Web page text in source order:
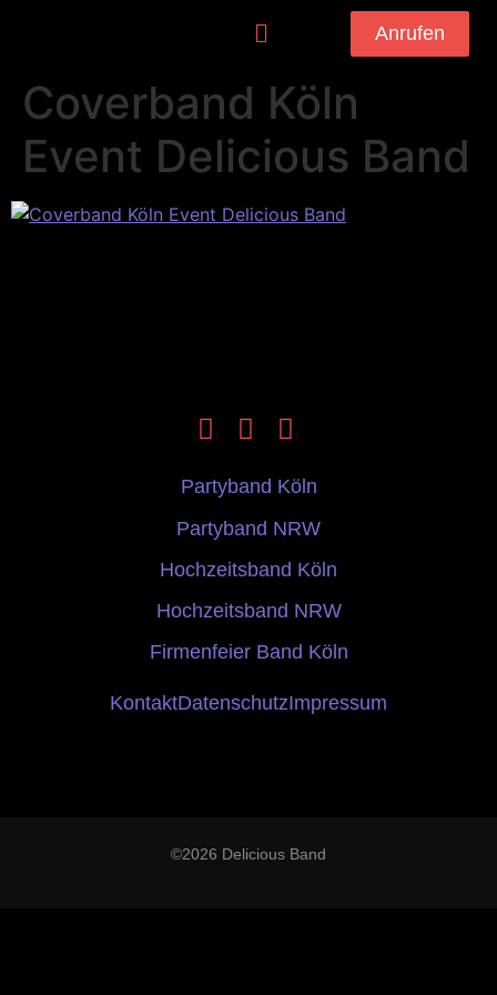
Anrufen
Coverband Köln
Event Delicious Band
Partyband Köln
Partyband NRW
Hochzeitsband Köln
Hochzeitsband NRW
Firmenfeier Band Köln
KontaktDatenschutzImpressum
©2026 Delicious Band